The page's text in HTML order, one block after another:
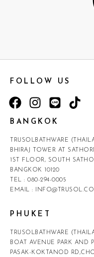
FOLLOW US
BANGKOK
TRUSOLBATHWARE
BHIRAJ TOWER AT
1ST FLOOR, SOUTH
BANGKOK 10120
TEL : 080-294-0005
EMAIL :
INFO@TRUSOL.CO
PHUKET
TRUSOLBATHWARE
BOAT AVENUE PARK AND
PASAK-KOKTANOD